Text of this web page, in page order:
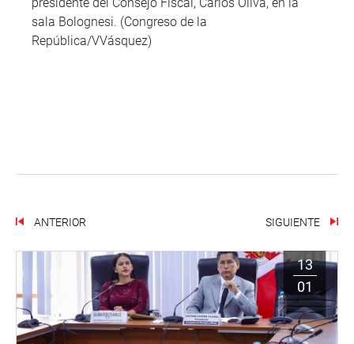
sala Bolognesi. (Congreso de la
República/VVásquez)
ANTERIOR SIGUIENTE
13
01